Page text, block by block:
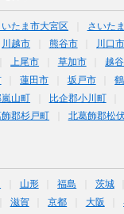
いたま市大宮区 さいた
川越市 熊谷市 川口市
上尾市 草加市 越
蓮田市 坂戸市
嵐山町 比企郡小川町
郡杉戸町 北葛飾郡松伏
山形 福島 茨城
滋賀 京都 大阪